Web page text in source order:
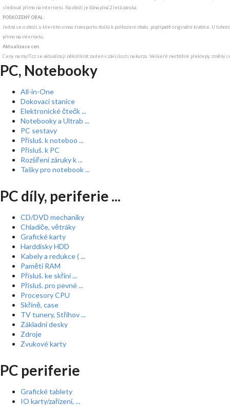
sledovat přímo na internetu. Na zboží je dána plná 2 letá záruka.
POŠKOZENÝ OBAL:
Jedná se o zboží, u kterého vinou transportu došlo k poškození obalu, popřípadě originální krabice. U
přímo na internetu.
Aktualizace cen:
Ceny na myIT.cz se aktualizují několikrát za den v závislosti na kurzu. Veškeré nechtěné překlepy, změny
PC, Notebooky
All-in-One
Dokovací stanice
Elektronické čtečk ...
Notebooky a Ultrab ...
PC sestavy
Přísluš. k noteboo ...
Přísluš. k PC
Rozšíření záruky k ...
Tašky pro notebook ...
PC díly, periferie ...
CD/DVD mechaniky
Chladiče, větráky
Grafické karty
Harddisky HDD
Kabely a redukce ( ...
Paměti RAM
Přísluš. ke skříní ...
Přísluš. pro pevné ...
Procesory CPU
Skříně, case
TV tunery, Střihov ...
Základní desky
Zdroje
Zvukové karty
PC periferie
Grafické tablety
IO karty/zařízení, ...